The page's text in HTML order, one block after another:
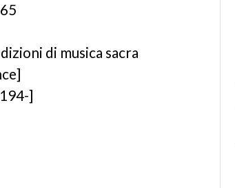
di musica sacra
]